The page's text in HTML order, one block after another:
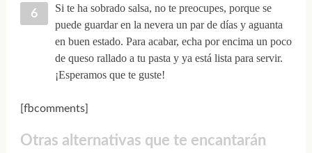
Si te ha sobrado salsa, no te preocupes, porque se
puede guardar en la nevera un par de días y aguanta
en buen estado. Para acabar, echa por encima un poco
de queso rallado a tu pasta y ya está lista para servir.
¡Esperamos que te guste!
[fbcomments]
Otras alternativas que te encantarán